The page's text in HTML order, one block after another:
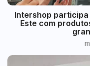
Intershop participa
Este com